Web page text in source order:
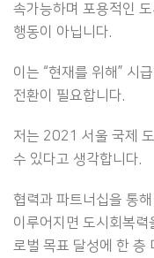
속가능하며 포용적인
행동이 아닙니다.
이는 “현재를 위해” 시
전환이 필요합니다.
저는 2021 서울 국제
수 있다고 생각합니다.
협력과 파트너십을 통
이루어지면 도시회복
로벌 목표 달성에 한 층